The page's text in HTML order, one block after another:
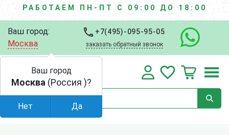
РАБОТАЕМ ПН-ПТ С 09:00 ДО 18:00
Ваш город:
Москва
+7(495)-095-95-05
заказать обратный звонок
Ваш город
Москва (Россия )?
Нет Да